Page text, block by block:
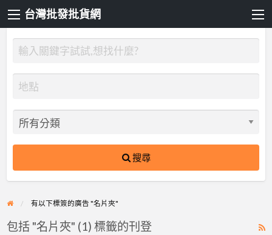
台灣批發批貨網
搜尋
有以下標簽的廣告 "名片夾"
包括 "名片夾" (1) 標籤的刊登